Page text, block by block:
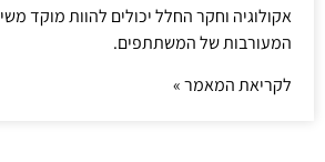
אקולוגיה וחקר החלל יכולים להוות מוקד
המעורבות של המשתתפים.
לקריאת המאמר »